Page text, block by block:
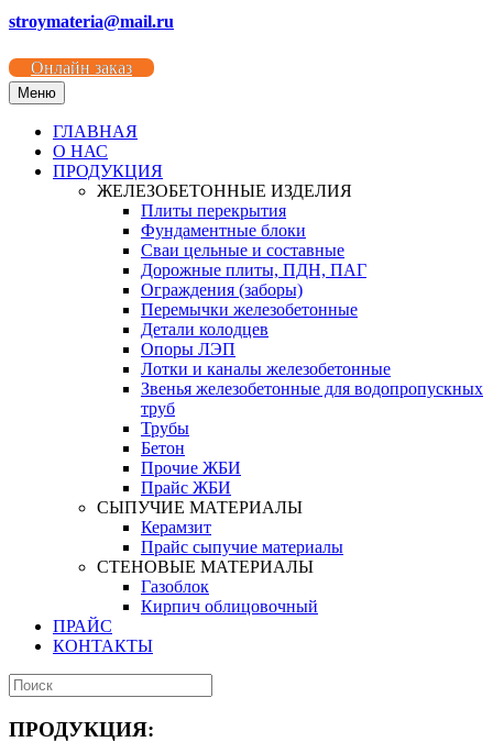
stroymateria@mail.ru
Онлайн заказ
Меню
ГЛАВНАЯ
О НАС
ПРОДУКЦИЯ
ЖЕЛЕЗОБЕТОННЫЕ ИЗДЕЛИЯ
Плиты перекрытия
Фундаментные блоки
Сваи цельные и составные
Дорожные плиты, ПДН, ПАГ
Ограждения (заборы)
Перемычки железобетонные
Детали колодцев
Опоры ЛЭП
Лотки и каналы железобетонные
Звенья железобетонные для водопропускных
труб
Трубы
Бетон
Прочие ЖБИ
Прайс ЖБИ
СЫПУЧИЕ МАТЕРИАЛЫ
Керамзит
Прайс сыпучие материалы
СТЕНОВЫЕ МАТЕРИАЛЫ
Газоблок
Кирпич облицовочный
ПРАЙС
КОНТАКТЫ
ПРОДУКЦИЯ: